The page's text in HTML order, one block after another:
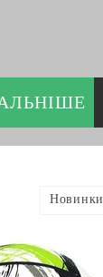
Новинки